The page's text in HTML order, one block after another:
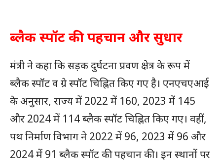
ब्लैक स्पॉट की पहचान और सुधार
मंत्री ने कहा कि सड़क दुर्घटना प्रवण क्षेत्र के रूप में
ब्लैक स्पॉट व ग्रे स्पॉट चिह्नित किए गए है। एनएचएआई
के अनुसार, राज्य में 2022 में 160, 2023 में 145
और 2024 में 114 ब्लैक स्पॉट चिह्नित किए गए। वहीं,
पथ निर्माण विभाग ने 2022 में 96, 2023 में 96 और
2024 में 91 ब्लैक स्पॉट की पहचान की। इन स्थानों पर